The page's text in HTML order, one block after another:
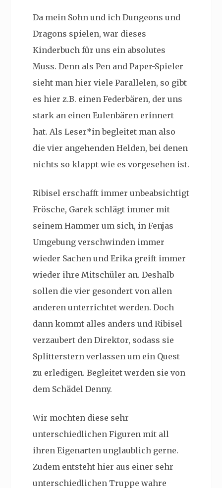
Da mein Sohn und ich Dungeons und
Dragons spielen, war dieses
Kinderbuch für uns ein absolutes
Muss. Denn als Pen and Paper-Spieler
sieht man hier viele Parallelen, so gibt
es hier z.B. einen Federbären, der uns
stark an einen Eulenbären erinnert
hat. Als Leser*in begleitet man also
die vier angehenden Helden, bei denen
nichts so klappt wie es vorgesehen ist.
Ribisel erschafft immer unbeabsichtigt
Frösche, Garek schlägt immer mit
seinem Hammer um sich, in Fenjas
Umgebung verschwinden immer
wieder Sachen und Erika greift immer
wieder ihre Mitschüler an. Deshalb
sollen die vier gesondert von allen
anderen unterrichtet werden. Doch
dann kommt alles anders und Ribisel
verzaubert den Direktor, sodass sie
Splitterstern verlassen um ein Quest
zu erledigen. Begleitet werden sie von
dem Schädel Denny.
Wir mochten diese sehr
unterschiedlichen Figuren mit all
ihren Eigenarten unglaublich gerne.
Zudem entsteht hier aus einer sehr
unterschiedlichen Truppe wahre